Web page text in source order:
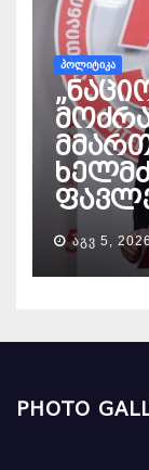
ᲞᲝᲚᲘᲢᲘᲙᲐ
ᲐᲒᲕ 5,
PHOTO